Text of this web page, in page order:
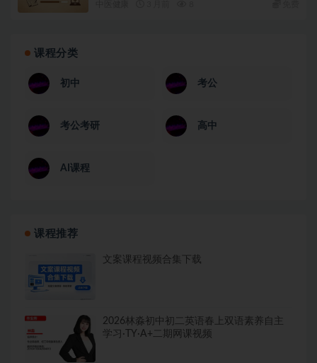
课程分类
初中 考公
考公考研 高中
AI课程
课程推荐
文案课程视频合集下载
2026林淼初中初二英语春上双语素养自主
学习·TY·A+二期网课视频